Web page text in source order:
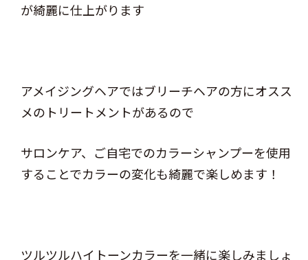
が綺麗に仕上がります
アメイジングヘアではブリーチヘアの方にオスス
メのトリートメントがあるので
サロンケア、ご自宅でのカラーシャンプーを使用
することでカラーの変化も綺麗で楽しめます！
ツルツルハイトーンカラーを一緒に楽しみましょ